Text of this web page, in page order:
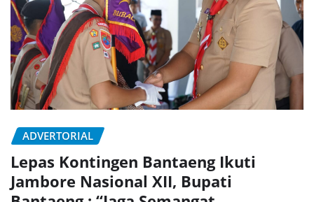
ADVERTORIAL
Lepas Kontingen Bantaeng Ikuti
Jambore Nasional XII, Bupati